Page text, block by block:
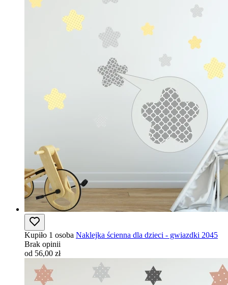
Kupiło 1 osoba Naklejka ścienna dla dzieci - gwiazdki 2045
Brak opinii
od 56,00 zł